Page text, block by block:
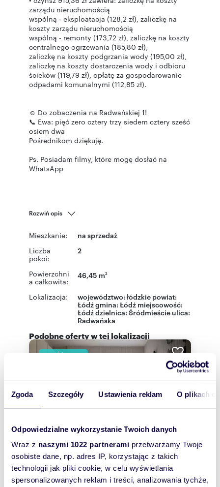
Zgoda Szczegóły Ustawienia reklam O plikach
Odpowiedzialne wykorzystanie Twoich danych
Wraz z naszymi 1022 partnerami przetwarzamy Twoje
osobiste dane, np. adres IP, korzystając z takich
technologii jak pliki cookie, w celu wyświetlania
spersonalizowanych reklam i treści, analizowania tychże,
zarządu nieruchomością
wspólną - eksploatacja (128,2 zł), zaliczkę na
koszty zarządu nieruchomością
wspólną - remonty (173,72 zł), zaliczkę na koszty
centralnego ogrzewania (185,80 zł),
zaliczkę na koszty podgrzania wody (195,00 zł),
zaliczkę na koszty dostarczenia wody i odbioru
ścieków (119,79 zł), opłatę za gospodarowanie
odpadami komunalnymi (112,85 zł).
☺ Do zobaczenia na Radwańskiej 1!
📞 Ewa: pięć zero cztery trzy siedem cztery sześć
osiem dwa
Pośrednikom dziękuję.
Ps. Posiadam filmy, które mogę dosłać na
Rozwiń opis
Mieszkanie: na sprzedaż
Liczba
pokoi:
2
Powierzchni
a całkowita:
46,45 m2
Lokalizacja: województwo: łódzkie powiat:
Łódźgmina: Łódź miejscowość:
Łódździelnica: Śródmieście ulica:
Radwańska
Podobne oferty w tej lokalizacji
WYRÓŻNIONE